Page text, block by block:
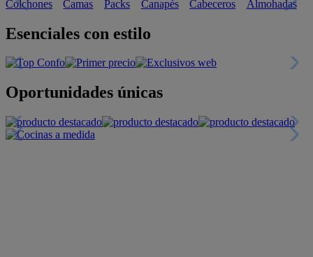
Esenciales con estilo
Oportunidades únicas